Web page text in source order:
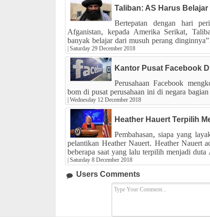
Taliban: AS Harus
Bertepatan dengan hari
Afganistan, kepada Amerika Serikat,
banyak belajar dari musuh perang
|Saturday 29 December 2018
Kantor Pusat Facebook
Perusahaan Facebook
bom di pusat perusahaan ini di negara
|Wednesday 12 December 2018
Heather Hauert Terpilih
Pembahasan, siapa yang
pelantikan Heather Nauert. Heather Nauert
beberapa saat yang lalu terpilih menjadi
|Saturday 8 December 2018
Users Comments